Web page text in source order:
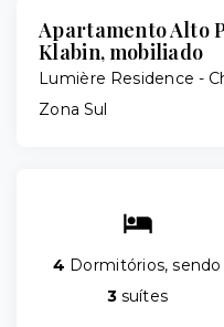
Apartamento Alto
Klabin, mobiliado
Lumière Residence -
Zona Sul
4 Dormitórios, sendo
3suítes